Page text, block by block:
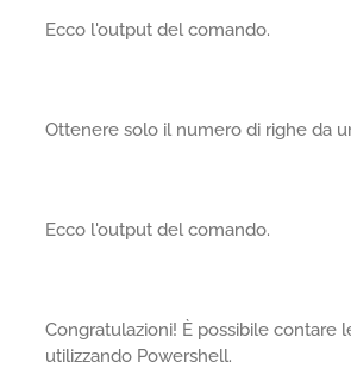
Ecco l'output del comando.
Ottenere solo il numero di righe da
Ecco l'output del comando.
Congratulazioni! È possibile contare
utilizzando Powershell.